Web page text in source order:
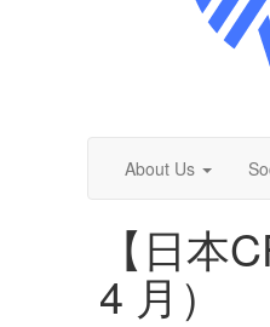
About Us
【日
4 月）